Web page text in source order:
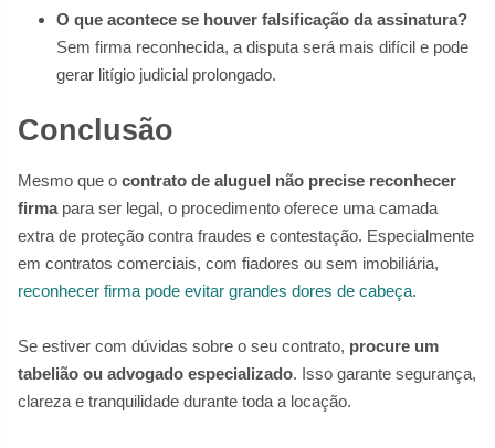
O que acontece se houver falsificação da assinatura?
Sem firma reconhecida, a disputa será mais difícil e pode
gerar litígio judicial prolongado.
Conclusão
Mesmo que o contrato de aluguel não precise reconhecer
firmapara ser legal, o procedimento oferece uma camada
extra de proteção contra fraudes e contestação. Especialmente
em contratos comerciais, com fiadores ou sem imobiliária,
reconhecer firma pode evitar grandes dores de cabeça.
Se estiver com dúvidas sobre o seu contrato, procure um
tabelião ou advogado especializado. Isso garante segurança,
clareza e tranquilidade durante toda a locação.